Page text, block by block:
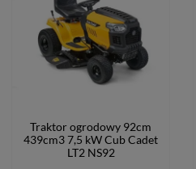
Traktor ogrodowy 92cm
439cm3 7,5 kW Cub Cadet
LT2 NS92